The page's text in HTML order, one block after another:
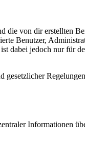
die von dir erstellten
Benutzer,
dabei jedoch nur für
Informationen